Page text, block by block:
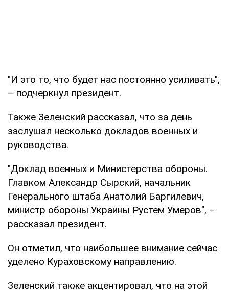
"И это то, что будет нас постоянно усиливать",
– подчеркнул президент.
Также Зеленский рассказал, что за день
заслушал несколько докладов военных и
руководства.
"Доклад военных и Министерства обороны.
Главком Александр Сырский, начальник
Генерального штаба Анатолий Баргилевич,
министр обороны Украины Рустем Умеров", –
рассказал президент.
Он отметил, что наибольшее внимание сейчас
уделено Кураховскому направлению.
Зеленский также акцентировал, что на этой